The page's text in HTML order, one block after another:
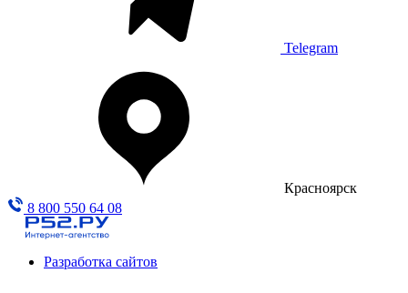
Telegram
Красноярск
8 800 550 64 08
Разработка сайтов